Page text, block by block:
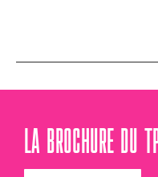
LA BROCHURE DU